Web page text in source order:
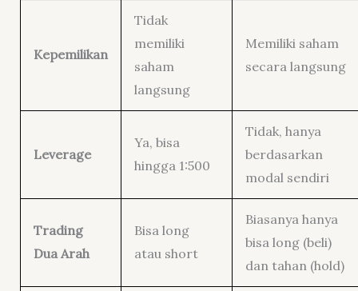
Kepemilikan
Tidak
memiliki
saham
langsung
Memiliki saham
secara langsung
Leverage
Ya, bisa
hingga 1:500
Tidak, hanya
berdasarkan
modal sendiri
Trading
Dua Arah
Bisa long
atau short
Biasanya hanya
bisa long (beli)
dan tahan (hold)